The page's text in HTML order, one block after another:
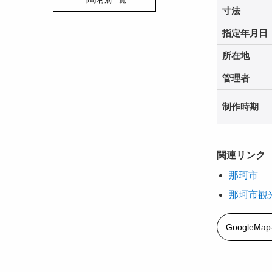
寸法
指定年月日
所在地
管理者
制作時期
関連リンク
那珂市
那珂市観